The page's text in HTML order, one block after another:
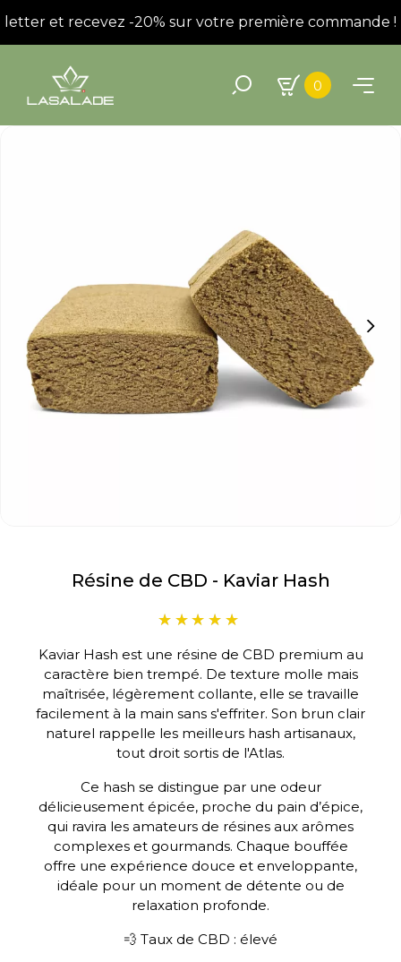
et recevez -20% sur votre première commande !
0
Résine de CBD - Kaviar Hash
Kaviar Hash est une résine de CBD premium au
caractère bien trempé. De texture molle mais
maîtrisée, légèrement collante, elle se travaille
facilement à la main sans s'effriter. Son brun clair
naturel rappelle les meilleurs hash artisanaux,
tout droit sortis de l'Atlas.
Ce hash se distingue par une odeur
délicieusement épicée, proche du pain d’épice,
qui ravira les amateurs de résines aux arômes
complexes et gourmands. Chaque bouffée
offre une expérience douce et enveloppante,
idéale pour un moment de détente ou de
relaxation profonde.
💨 Taux de CBD : élevé